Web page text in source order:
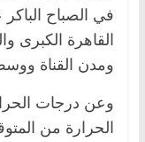
في الصباح
القاهرة الكبرى
ومدن القناة
وعن درجات
الحرارة من